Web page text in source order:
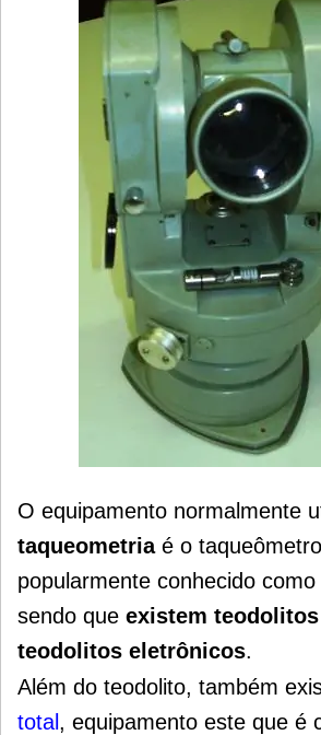
O equipamento normalmente
taqueometriaé o
popularmente conhecido como
sendo que existem
teodolitos eletrônicos.
Além do teodolito, também
total , equipamento este que é